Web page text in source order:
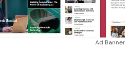
Ad Banner